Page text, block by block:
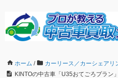
ホーム / カーリース／カーシェアリ
KINTOの中古車「U35おてごろプラン